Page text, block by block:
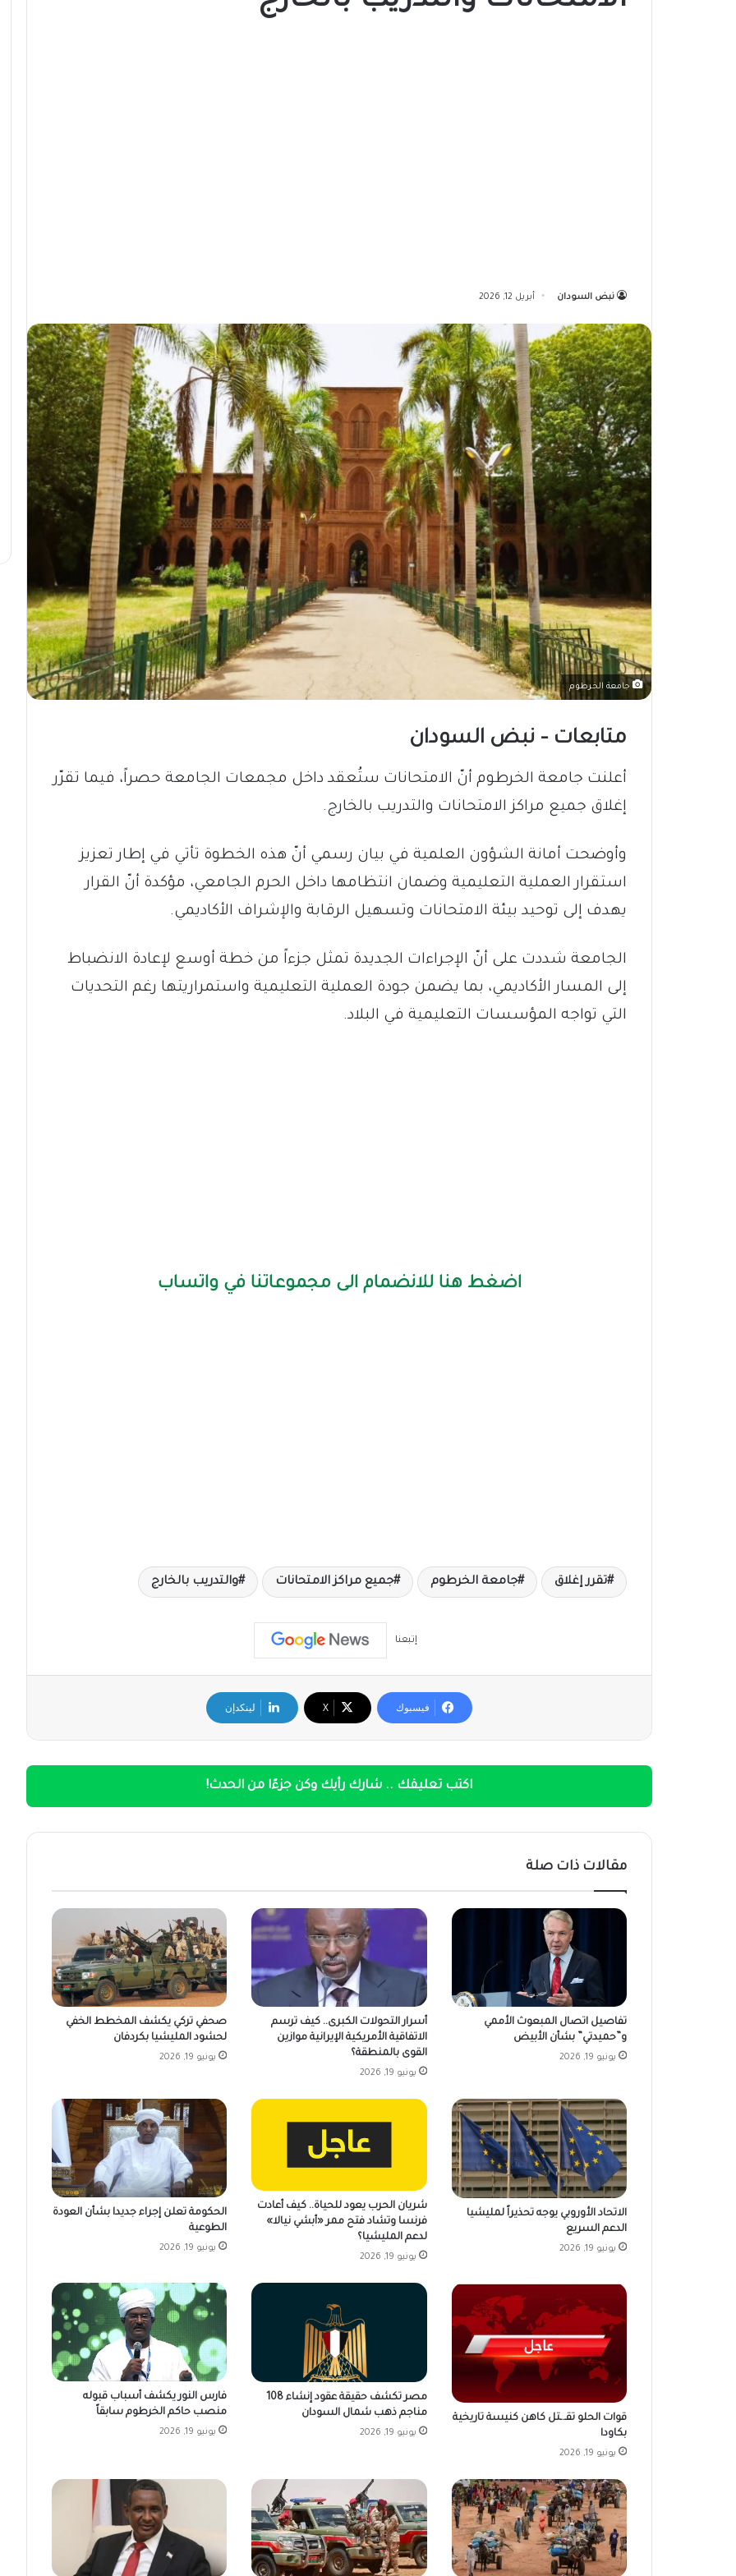
نبض السودان أبريل 12, 2026
جامعة الخرطوم
متابعات – نبض السودان
أعلنت جامعة الخرطوم أنّ الامتحانات ستُعقد داخل مجمعات الجامعة حصراً، فيما تقرّر
إغلاق جميع مراكز الامتحانات والتدريب بالخارج.
وأوضحت أمانة الشؤون العلمية في بيان رسمي أنّ هذه الخطوة تأتي في إطار تعزيز
استقرار العملية التعليمية وضمان انتظامها داخل الحرم الجامعي، مؤكدة أنّ القرار
يهدف إلى توحيد بيئة الامتحانات وتسهيل الرقابة والإشراف الأكاديمي.
الجامعة شددت على أنّ الإجراءات الجديدة تمثل جزءاً من خطة أوسع لإعادة الانضباط
إلى المسار الأكاديمي، بما يضمن جودة العملية التعليمية واستمراريتها رغم التحديات
التي تواجه المؤسسات التعليمية في البلاد.
اضغط هنا للانضمام الى مجموعاتنا في واتساب
تقرر إغلاق جامعة الخرطوم جميع مراكز الامتحانات والتدريب بالخارج
إتبعنا
فيسبوك ‫X لينكدإن
اكتب تعليقك .. شارك رأيك وكن جزءًا من الحدث!
مقالات ذات صلة
تفاصيل اتصال المبعوث الأممي
و”حميدتي” بشأن الأبيض
يونيو 19, 2026
أسرار التحولات الكبرى.. كيف ترسم
الاتفاقية الأمريكية الإيرانية موازين
القوى بالمنطقة؟
يونيو 19, 2026
صحفي تركي يكشف المخطط الخفي
لحشود المليشيا بكردفان
يونيو 19, 2026
الاتحاد الأوروبي يوجه تحذيراً لمليشيا
الدعم السريع
يونيو 19, 2026
شريان الحرب يعود للحياة.. كيف أعادت
فرنسا وتشاد فتح ممر «أبشي نيالا»
لدعم المليشيا؟
يونيو 19, 2026
الحكومة تعلن إجراء جديدا بشأن العودة
الطوعية
يونيو 19, 2026
قوات الحلو تقـ.ـتل كاهن كنيسة تاريخية
بكاودا
يونيو 19, 2026
مصر تكشف حقيقة عقود إنشاء 108
مناجم ذهب شمال السودان
يونيو 19, 2026
فارس النور يكشف أسباب قبوله
منصب حاكم الخرطوم سابقاً
يونيو 19, 2026